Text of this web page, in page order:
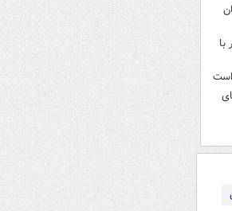
است